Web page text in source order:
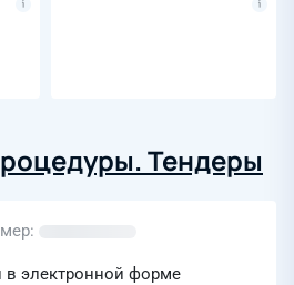
Тендеры
электронной форме